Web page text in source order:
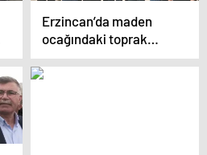
Erzincan’da maden
ocağındaki toprak
kaymasıyla ilgili bilim
insanları